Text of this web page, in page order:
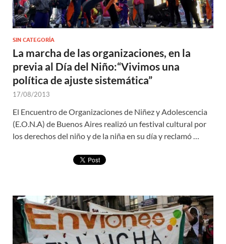
SIN CATEGORÍA
La marcha de las organizaciones, en la
previa al Día del Niño:“Vivimos una
política de ajuste sistemática”
17/08/2013
El Encuentro de Organizaciones de Niñez y Adolescencia
(E.O.N.A) de Buenos Aires realizó un festival cultural por
los derechos del niño y de la niña en su día y reclamó …